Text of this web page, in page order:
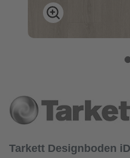
Tarkett Designboden